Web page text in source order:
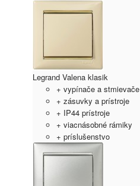
Legrand Valena klasik
+ vypínače a stmievače
+ zásuvky a prístroje
+ IP44 prístroje
+ viacnásobné rámiky
+ príslušenstvo